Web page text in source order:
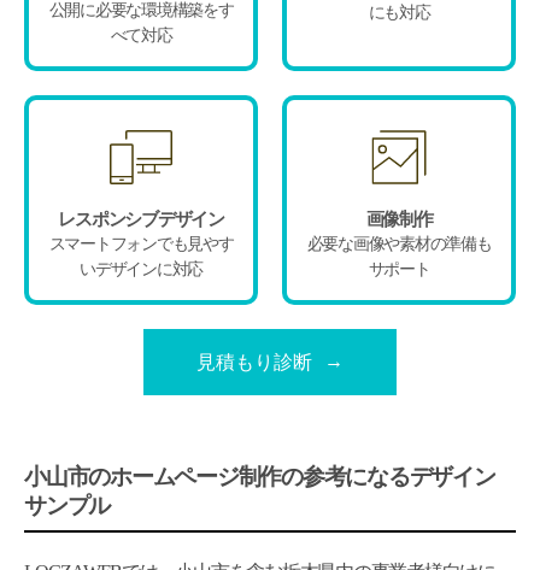
公開に必要な環境構築をす
べて対応
にも対応
レスポンシブデザイン
スマートフォンでも見やす
いデザインに対応
画像制作
必要な画像や素材の準備も
サポート
見積もり診断
小山市のホームページ制作の参考になるデザイン
サンプル